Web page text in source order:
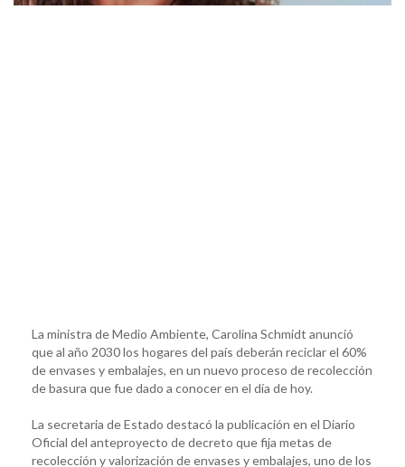
La ministra de Medio Ambiente, Carolina Schmidt anunció
que al año 2030 los hogares del país deberán reciclar el 60%
de envases y embalajes, en un nuevo proceso de recolección
de basura que fue dado a conocer en el día de hoy.
La secretaria de Estado destacó la publicación en el Diario
Oficial del anteproyecto de decreto que fija metas de
recolección y valorización de envases y embalajes, uno de los